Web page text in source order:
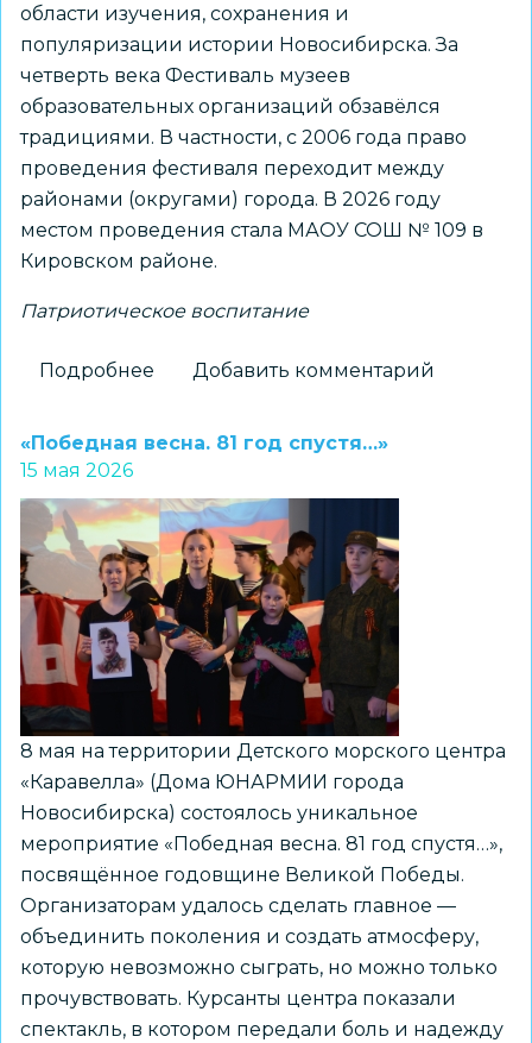
области изучения, сохранения и
популяризации истории Новосибирска. За
четверть века Фестиваль музеев
образовательных организаций обзавёлся
традициями. В частности, с 2006 года право
проведения фестиваля переходит между
районами (округами) города. В 2026 году
местом проведения стала МАОУ СОШ № 109 в
Кировском районе.
Патриотическое воспитание
Подробнее
музеев
организаций
состоялся
в
Новосибирске
18
мая
Добавить комментарий
«Победная весна. 81 год спустя…»
15 мая 2026
8 мая на территории Детского морского центра
«Каравелла» (Дома ЮНАРМИИ города
Новосибирска) состоялось уникальное
мероприятие «Победная весна. 81 год спустя…»,
посвящённое годовщине Великой Победы.
Организаторам удалось сделать главное —
объединить поколения и создать атмосферу,
которую невозможно сыграть, но можно только
прочувствовать. Курсанты центра показали
спектакль, в котором передали боль и надежду